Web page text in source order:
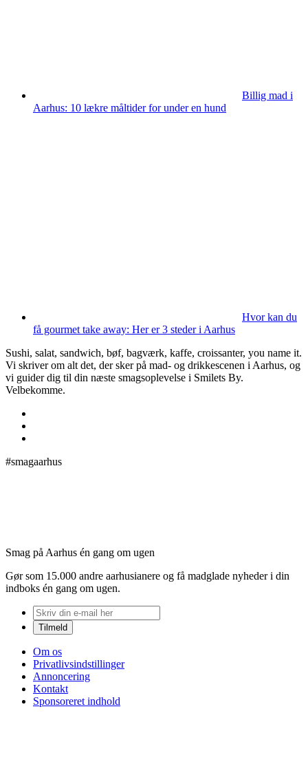
Billig mad i
Aarhus: 10 lækre måltider for under en hund
Hvor kan du
få gourmet take away: Her er 3 steder i Aarhus
Sushi, salat, sandwich, bøf, bagværk, kaffe, croissanter, you name it.
Vi skriver om alt det, der sker på mad- og drikkescenen i Aarhus, og
vi guider dig til din næste smagsoplevelse i Smilets By.
Velbekomme.
#smagaarhus
Smag på Aarhus én gang om ugen
Gør som 15.000 andre aarhusianere og få madglade nyheder i din
indboks én gang om ugen.
Om os
Privatlivsindstillinger
Annoncering
Kontakt
Sponsoreret indhold